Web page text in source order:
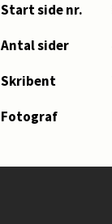
Start side nr.
Antal sider
Skribent
Fotograf